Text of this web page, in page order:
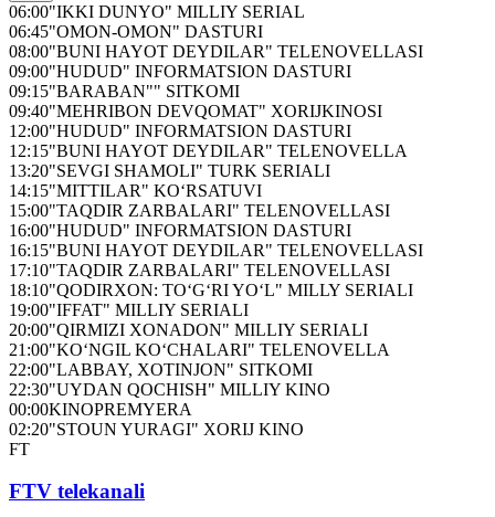
06:00"IKKI DUNYO" MILLIY SERIAL
06:45"OMON-OMON" DASTURI
08:00"BUNI HAYOT DEYDILAR" TELENOVELLASI
09:00"HUDUD" INFORMATSION DASTURI
09:15"BARABAN"" SITKOMI
09:40"MEHRIBON DEVQOMAT" XORIJKINOSI
12:00"HUDUD" INFORMATSION DASTURI
12:15"BUNI HAYOT DEYDILAR" TELENOVELLA
13:20"SEVGI SHAMOLI" TURK SERIALI
14:15"MITTILAR" KO‘RSATUVI
15:00"TAQDIR ZARBALARI" TELENOVELLASI
16:00"HUDUD" INFORMATSION DASTURI
16:15"BUNI HAYOT DEYDILAR" TELENOVELLASI
17:10"TAQDIR ZARBALARI" TELENOVELLASI
18:10"QODIRXON: TO‘G‘RI YO‘L" MILLY SERIALI
19:00"IFFAT" MILLIY SERIALI
20:00"QIRMIZI XONADON" MILLIY SERIALI
21:00"KO‘NGIL KO‘CHALARI" TELENOVELLA
22:00"LABBAY, XOTINJON" SITKOMI
22:30"UYDAN QOCHISH" MILLIY KINO
00:00KINOPREMYERA
02:20"STOUN YURAGI" XORIJ KINO
FT
FTV telekanali